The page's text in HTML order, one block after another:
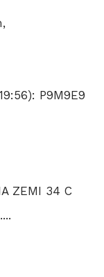
P9M9E9
ZEMI 34 C